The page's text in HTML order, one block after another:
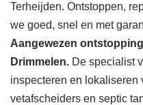
Terheijden. Ontstoppen,
we goed, snel en met
Aangewezen
Drimmelen. De specialist
inspecteren en lokaliseren
vetafscheiders en septic